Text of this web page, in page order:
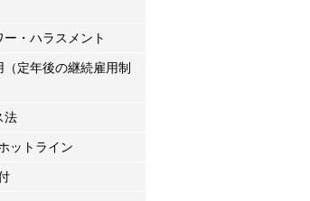
・ハラスメント
定年後の継続雇用制
法
ットライン